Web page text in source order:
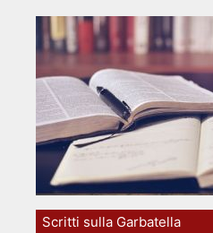
Scritti sulla Garbatella